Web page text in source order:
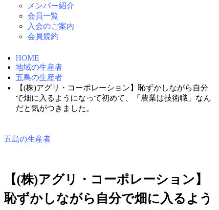
メンバー紹介
会員一覧
入会のご案内
会員規約
HOME
地域の生産者
五島の生産者
【(株)アグリ・コーポレーション】恥ずかしながら自分
で畑に入るようになって初めて、「農業は技術職」なん
だと気がつきました。
五島の生産者
【(株)アグリ・コーポレーション】
恥ずかしながら自分で畑に入るよう